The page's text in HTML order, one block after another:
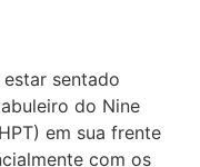
sentado
do Nine
em sua frente
com os